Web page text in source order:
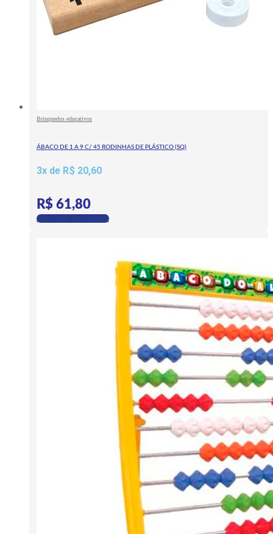
Brinquedos educativos
ÁBACO DE 1 A 9 C/ 45 RODINHAS DE PLÁSTICO (SQ)
3x de R$ 20,60
R$ 61,80
Adicionar ao carrinho